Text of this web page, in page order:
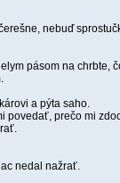
nebuď
pásom na chrbte,
a pýta saho.
povedať, prečo mi
nedal nažrať.